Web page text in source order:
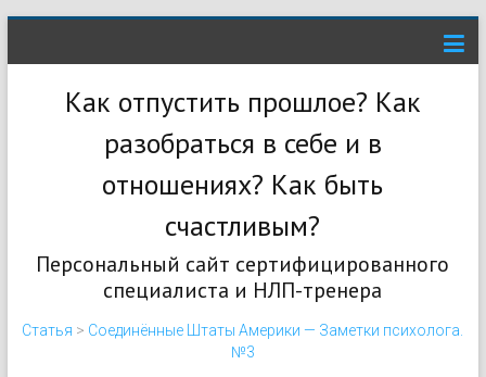
Как отпустить прошлое? Как
разобраться в себе и в
отношениях? Как быть
счастливым?
Персональный сайт сертифицированного
специалиста и НЛП-тренера
Статья > Соединённые Штаты Америки — Заметки психолога.
№3